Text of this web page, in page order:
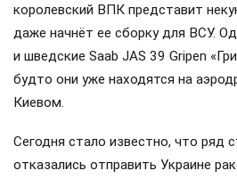
королевский ВПК представит
даже начнёт ее сборку для ВСУ.
и шведские Saab JAS 39 Gripen
будто они уже находятся на
Киевом.
Сегодня стало известно, что ряд
отказались отправить Украине